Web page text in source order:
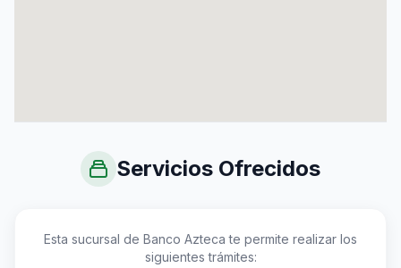
Servicios Ofrecidos
Esta sucursal de Banco Azteca te permite realizar los
siguientes trámites: